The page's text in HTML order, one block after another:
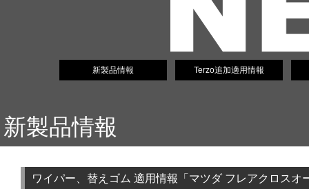
新製品情報 Terzo追加適用情報
新製品情報
ワイパー、替えゴム 適用情報「マツダ フレアクロスオ